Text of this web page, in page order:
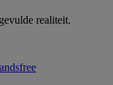
realiteit.